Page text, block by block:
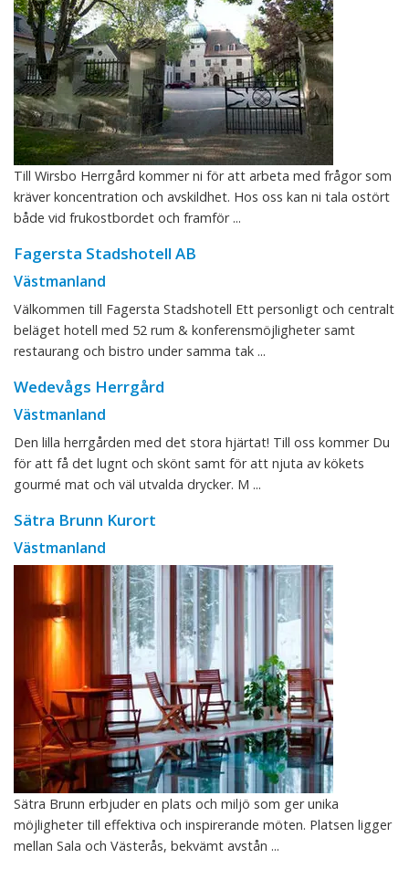
Till Wirsbo Herrgård kommer ni för att arbeta med frågor som
kräver koncentration och avskildhet. Hos oss kan ni tala ostört
både vid frukostbordet och framför ...
Fagersta Stadshotell AB
Västmanland
Välkommen till Fagersta Stadshotell Ett personligt och centralt
beläget hotell med 52 rum & konferensmöjligheter samt
restaurang och bistro under samma tak ...
Wedevågs Herrgård
Västmanland
Den lilla herrgården med det stora hjärtat! Till oss kommer Du
för att få det lugnt och skönt samt för att njuta av kökets
gourmé mat och väl utvalda drycker. M ...
Sätra Brunn Kurort
Västmanland
Sätra Brunn erbjuder en plats och miljö som ger unika
möjligheter till effektiva och inspirerande möten. Platsen ligger
mellan Sala och Västerås, bekvämt avstån ...